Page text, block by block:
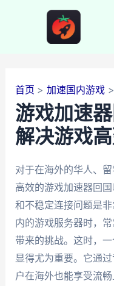
首页 加速国内游戏
游戏加速
解决游戏
对于在海外的华人、
高效的游戏加速器回
和不稳定连接问题是
内的游戏服务器时，
带来的挑战。这时，
显得尤为重要。它通
户在海外也能享受流